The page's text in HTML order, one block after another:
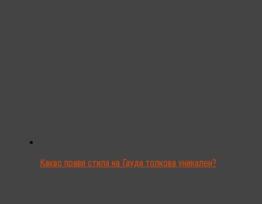
Какво прави стила на Гауди толкова уникален?